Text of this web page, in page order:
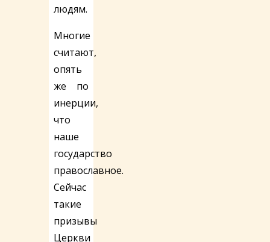
людям.
Многие
считают,
опять
же по
инерции,
что
наше
государство
православное.
Сейчас
такие
призывы
Церкви